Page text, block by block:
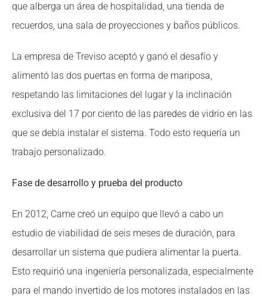
que alberga un área de hospitalidad, una tienda de
recuerdos, una sala de proyecciones y baños públicos.
La empresa de Treviso aceptó y ganó el desafío y
alimentó las dos puertas en forma de mariposa,
respetando las limitaciones del lugar y la inclinación
exclusiva del 17 por ciento de las paredes de vidrio en las
que se debía instalar el sistema. Todo esto requería un
trabajo personalizado.
Fase de desarrollo y prueba del producto
En 2012, Came creó un equipo que llevó a cabo un
estudio de viabilidad de seis meses de duración, para
desarrollar un sistema que pudiera alimentar la puerta.
Esto requirió una ingeniería personalizada, especialmente
para el mando invertido de los motores instalados en las